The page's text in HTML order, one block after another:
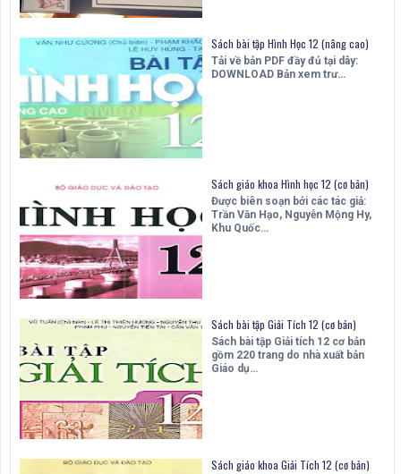
Sách bài tập Hình Học 12 (nâng cao)
Tải về bản PDF đầy đủ tại dây:
DOWNLOAD Bản xem trư…
Sách giáo khoa Hình học 12 (cơ bản)
Được biên soạn bởi các tác giả:
Trần Văn Hạo, Nguyễn Mộng Hy,
Khu Quốc…
Sách bài tập Giải Tích 12 (cơ bản)
Sách bài tập Giải tích 12 cơ bản
gồm 220 trang do nhà xuất bản
Giáo dụ…
Sách giáo khoa Giải Tích 12 (cơ bản)